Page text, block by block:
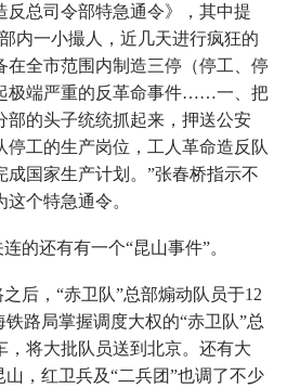
反总司令部特急通令》，其中提
内一小撮人，近几天进行疯狂的
在全市范围内制造三停（停工、停
端严重的反革命事件……一、把
部的头子统统抓起来，押送公安
工的生产岗位，工人革命造反队
成国家生产计划。”张春桥指示不
个特急通令。
的还有有一个“昆山事件”。
后，“赤卫队”总部煽动队员于12
铁路局掌握调度大权的“赤卫队”总
，将大批队员送到北京。还有大
，红卫兵及“二兵团”也调了不少